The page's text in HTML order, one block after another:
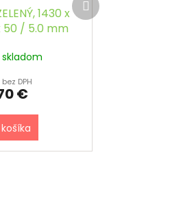
1430 x
50 / 5.0 mm
DPH
€
produkt